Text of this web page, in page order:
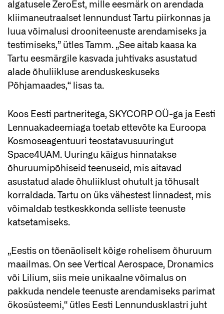
algatusele ZeroEst, mille eesmärk on arendada
kliimaneutraalset lennundust Tartu piirkonnas ja
luua võimalusi drooniteenuste arendamiseks ja
testimiseks,” ütles Tamm. „See aitab kaasa ka
Tartu eesmärgile kasvada juhtivaks asustatud
alade õhuliikluse arenduskeskuseks
Põhjamaades,“ lisas ta.
Koos Eesti partneritega, SKYCORP OÜ-ga ja Eesti
Lennuakadeemiaga toetab ettevõte ka Euroopa
Kosmoseagentuuri teostatavusuuringut
Space4UAM. Uuringu käigus hinnatakse
õhuruumipõhiseid teenuseid, mis aitavad
asustatud alade õhuliiklust ohutult ja tõhusalt
korraldada. Tartu on üks vähestest linnadest, mis
võimaldab testkeskkonda selliste teenuste
katsetamiseks.
„Eestis on tõenäoliselt kõige rohelisem õhuruum
maailmas. On see Vertical Aerospace, Dronamics
või Lilium, siis meie unikaalne võimalus on
pakkuda nendele teenuste arendamiseks parimat
ökosüsteemi,“ ütles Eesti Lennundusklastri juht